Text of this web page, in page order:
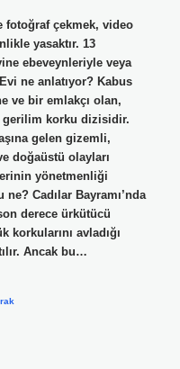
fotoğraf çekmek, video
yasaktır. 13
ebeveynleriyle veya
ne anlatıyor? Kabus
ve bir emlakçı olan,
gerilim korku dizisidir.
gelen gizemli,
doğaüstü olayları
yönetmenliği
Cadılar Bayramı’nda
derece ürkütücü
avladığı
Ancak bu…